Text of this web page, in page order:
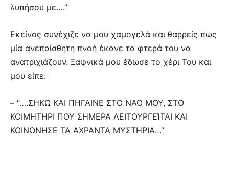
λυπήσου με….”
Εκείνος συνέχιζε να μου χαμογελά και θαρρείς πως
μία ανεπαίσθητη πνοή έκανε τα φτερά του να
ανατριχιάζουν. Ξαφνικά μου έδωσε το χέρι Του και
μου είπε:
– “….ΣΗΚΩ ΚΑΙ ΠΗΓΑΙΝΕ ΣΤΟ ΝΑΟ ΜΟΥ, ΣΤΟ
ΚΟΙΜΗΤΗΡΙ ΠΟΥ ΣΗΜΕΡΑ ΛΕΙΤΟΥΡΓΕΊΤΑΙ ΚΑΙ
ΚΟΙΝΩΝΗΣΕ ΤΑ ΑΧΡΑΝΤΑ ΜΥΣΤΗΡΙΑ…”